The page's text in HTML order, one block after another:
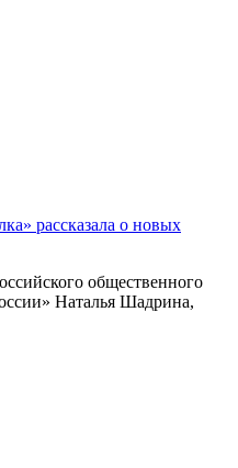
рассказала о новых
общественного
Наталья Шадрина,